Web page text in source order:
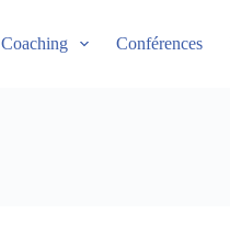
Coaching Conférences